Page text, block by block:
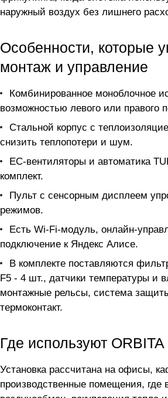
наружный воздух без лишнего
Особенности, которые
монтаж и управление
Комбинированное моноблочное
возможностью левого или правого
Стальной корпус с
снизить теплопотери и шум.
ЕС-вентиляторы и автоматика
комплект.
Пульт с сенсорным дисплеем
режимов.
Есть Wi-Fi-модуль, онлайн-
подключение к Яндекс Алисе.
В комплекте поставляются
F5 - 4 шт., датчики температуры и
монтажные рельсы, система
термоконтакт.
Где используют
Установка рассчитана на офисы,
производственные помещения, где